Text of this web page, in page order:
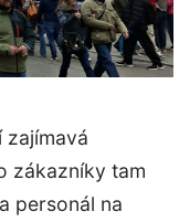
zajímavá
zákazníky tam
personál na